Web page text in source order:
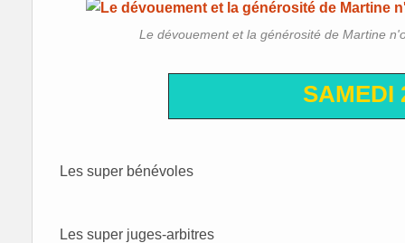
Le dévouement et la générosité de Martine
SAMEDI
Les super bénévoles
Les super juges-arbitres